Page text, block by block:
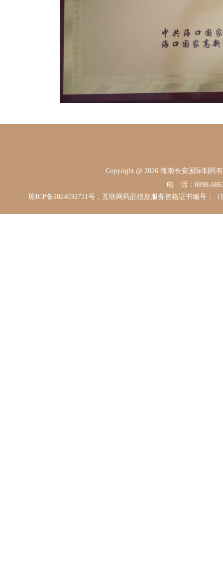
Copyright @ 2026 海南长安国际制
电 话：0898-
琼ICP备2024032731号，互联网药品信息服务资格证书编号：（